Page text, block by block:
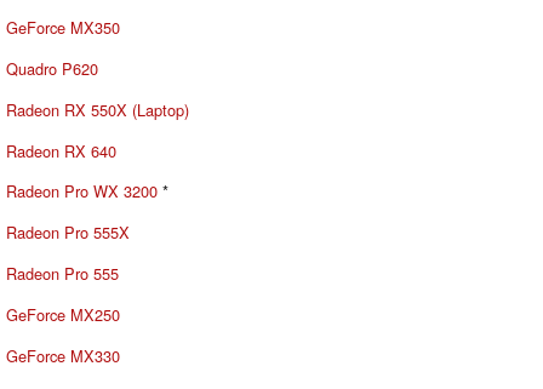
GeForce MX350
Quadro P620
Radeon RX 550X (Laptop)
Radeon RX 640
Radeon Pro WX 3200 *
Radeon Pro 555X
Radeon Pro 555
GeForce MX250
GeForce MX330